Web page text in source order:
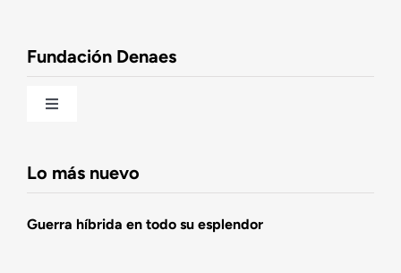
Fundación Denaes
Toggle
Lo más nuevo
Guerra híbrida en todo su esplendor